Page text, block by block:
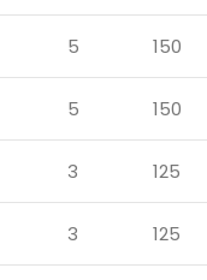
5 150
5 150
3 125
3 125